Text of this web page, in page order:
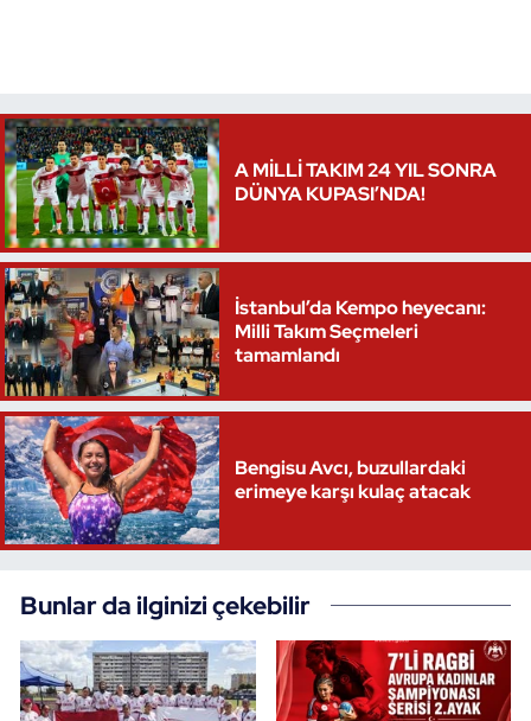
A MİLLİ TAKIM 24 YIL SONRA
DÜNYA KUPASI’NDA!
İstanbul’da Kempo heyecanı:
Milli Takım Seçmeleri
tamamlandı
Bengisu Avcı, buzullardaki
erimeye karşı kulaç atacak
Bunlar da ilginizi çekebilir
Voleybol
Vücut Geliştirme Fitness
Wushu Kungfu
Yelken
Yüzme